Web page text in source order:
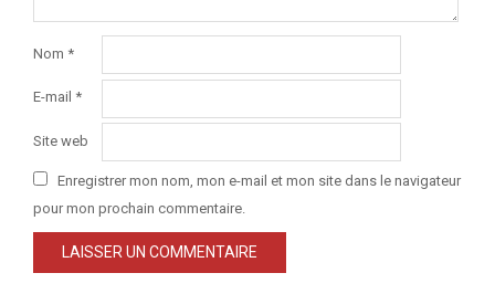
Nom *
E-mail *
Site web
Enregistrer mon nom, mon e-mail et mon site dans le navigateur
pour mon prochain commentaire.